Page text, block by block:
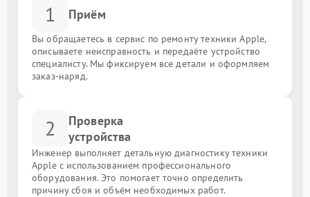
1 Приём
Вы обращаетесь в сервис по ремонту техники Apple,
описываете неисправность и передаёте устройство
специалисту. Мы фиксируем все детали и оформляем
заказ-наряд.
2
Проверка
устройства
Инженер выполняет детальную диагностику техники
Apple с использованием профессионального
оборудования. Это помогает точно определить
причину сбоя и объём необходимых работ.